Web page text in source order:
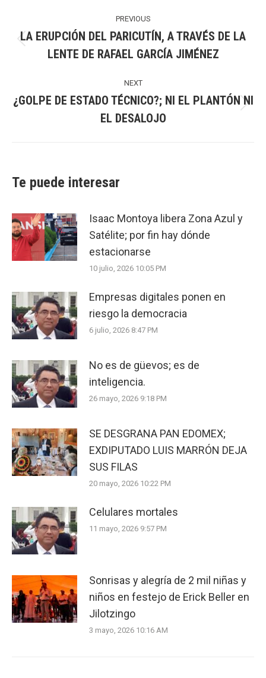
PREVIOUS
Previous
post:
LA ERUPCIÓN DEL PARICUTÍN, A TRAVÉS DE LA
LENTE DE RAFAEL GARCÍA JIMÉNEZ
NEXT
post:
¿GOLPE DE ESTADO TÉCNICO?; NI EL PLANTÓN NI
EL DESALOJO
Te puede interesar
Isaac Montoya libera Zona Azul y
Satélite; por fin hay dónde
estacionarse
10 julio, 2026 10:05 PM
Empresas digitales ponen en
riesgo la democracia
6 julio, 2026 8:47 PM
No es de güevos; es de
inteligencia.
26 mayo, 2026 9:18 PM
SE DESGRANA PAN EDOMEX;
EXDIPUTADO LUIS MARRÓN DEJA
SUS FILAS
20 mayo, 2026 10:22 PM
Celulares mortales
11 mayo, 2026 9:57 PM
Sonrisas y alegría de 2 mil niñas y
niños en festejo de Erick Beller en
Jilotzingo
3 mayo, 2026 10:16 AM